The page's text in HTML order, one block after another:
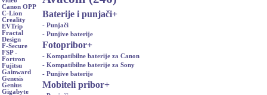
Canon OPP
C-Lion
Creality
EVTrip
Fractal
Design
F-Secure
FSP -
Fortron
Fujitsu
Gainward
Genesis
Genius
Gigabyte
Baterije i punjači+
- Punjači
- Punjive baterije
Fotopribor+
- Kompatibilne baterije za Canon
- Kompatibilne baterije za Sony
- Punjive baterije
Mobiteli pribor+